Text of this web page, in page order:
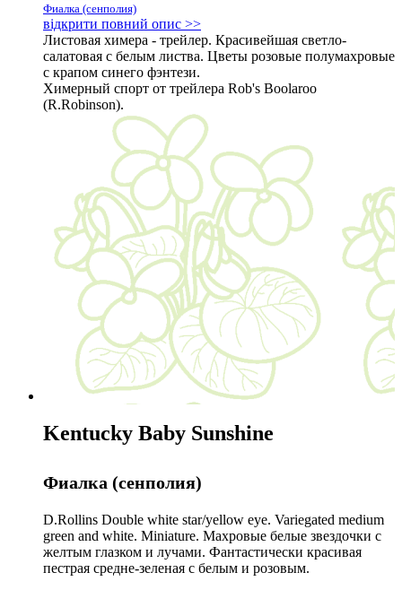
Фиалка (сенполия)
відкрити повний опис >>
Листовая химера - трейлер. Красивейшая светло-
салатовая с белым листва. Цветы розовые полумахровые
с крапом синего фэнтези.
Химерный спорт от трейлера Rob's Boolaroo
(R.Robinson).
Kentucky Baby Sunshine
Фиалка (сенполия)
D.Rollins Double white star/yellow eye. Variegated medium
green and white. Miniature. Махровые белые звездочки с
желтым глазком и лучами. Фантастически красивая
пестрая средне-зеленая с белым и розовым.